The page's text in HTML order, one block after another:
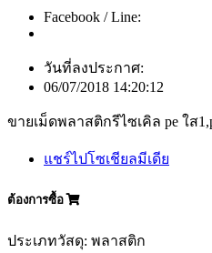
Facebook / Line:
วันที่ลงประกาศ:
06/07/2018 14:20:12
ขายเม็ดพลาสติกรีไซเคิล pe ใส
แชร์ไปโซเชียลมีเดีย
ต้องการซื้อ
ประเภทวัสดุ: พลาสติก